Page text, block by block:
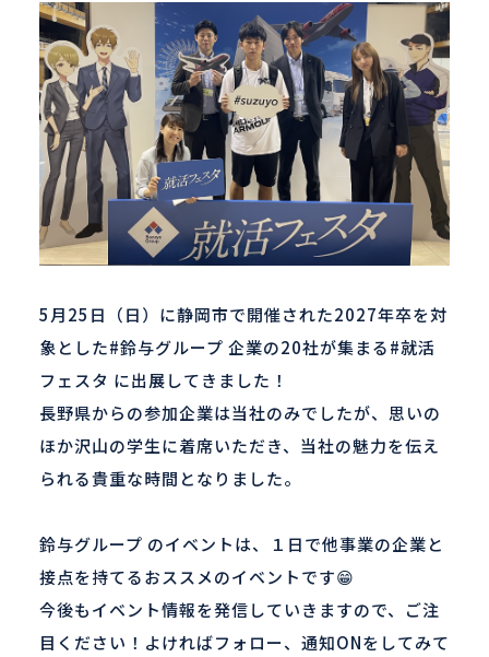
5月25日（日）に静岡市で開催された2027年卒を対
象とした#鈴与グループ 企業の20社が集まる#就活
フェスタ に出展してきました！
長野県からの参加企業は当社のみでしたが、思いの
ほか沢山の学生に着席いただき、当社の魅力を伝え
られる貴重な時間となりました。
鈴与グループ のイベントは、１日で他事業の企業と
接点を持てるおススメのイベントです😁
今後もイベント情報を発信していきますので、ご注
目ください！よければフォロー、通知ONをしてみて